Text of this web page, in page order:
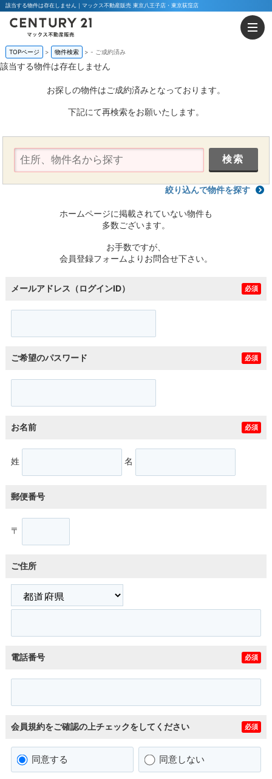
該当する物件は存在しません｜マックス不動産販売 東京八王子店・東京荻窪店
TOPページ 物件検索 - ご成約済み
該当する物件は存在しません
お探しの物件はご成約済みとなっております。
下記にて再検索をお願いたします。
絞り込んで物件を探す
ホームページに掲載されていない物件も
多数ございます。
お手数ですが、
会員登録フォームよりお問合せ下さい。
メールアドレス（ログインID） 必須
ご希望のパスワード 必須
お名前 必須
姓 名
郵便番号
〒
ご住所
電話番号 必須
会員規約をご確認の上チェックをしてください 必須
同意する 同意しない